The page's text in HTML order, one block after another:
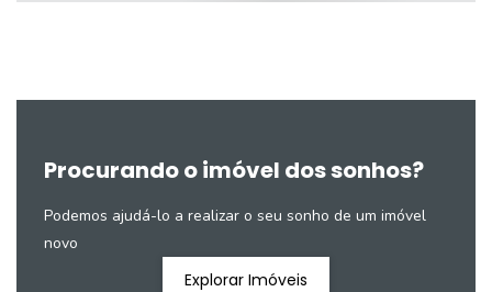
Procurando o imóvel dos sonhos?
Podemos ajudá-lo a realizar o seu sonho de um imóvel
novo
Explorar Imóveis